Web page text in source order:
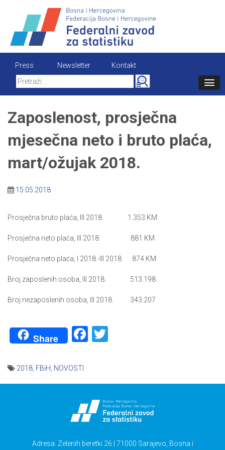
content
Press Newsletter
Kontakt
Search
for:
Zaposlenost, prosječna
mjesečna neto i bruto plaća,
mart/ožujak 2018.
15.05.2018
Prosječna bruto plaća, III 2018. 1.353 KM
Prosječna neto plaća, III 2018. 881 KM
Prosječna neto plaća, I 2018.-III 2018. 874 KM
Broj zaposlenih osoba, III 2018. 513.198
Broj nezaposlenih osoba, III 2018. 343.207
Share Facebook
2018 FBiH NOVOSTI
Adresa: Zelenih beretki 26 | 71000 Sarajevo, Bosna i